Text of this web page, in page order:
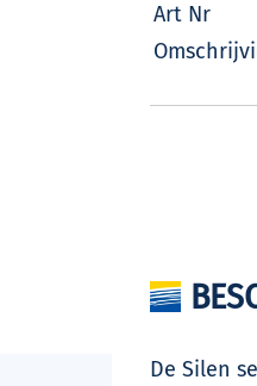
Art Nr
De Silen